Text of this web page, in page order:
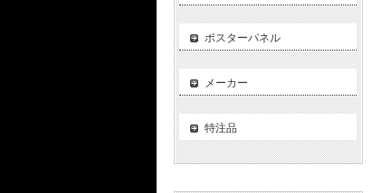
ポスターパネル
メーカー
特注品